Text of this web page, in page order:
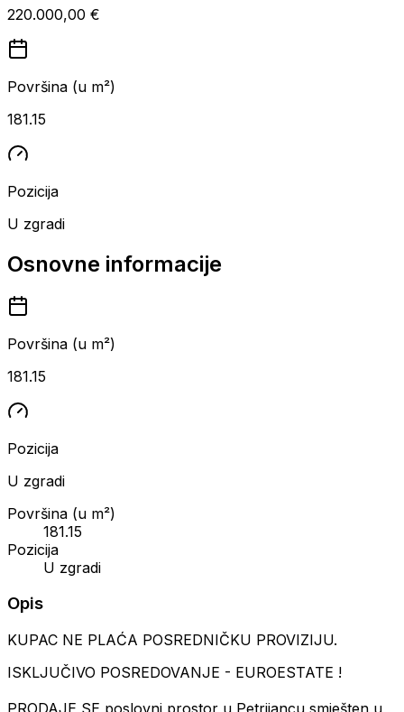
220.000,00 €
Površina (u m²)
181.15
Pozicija
U zgradi
Osnovne informacije
Površina (u m²)
181.15
Pozicija
U zgradi
Površina (u m²)
181.15
Pozicija
U zgradi
Opis
KUPAC NE PLAĆA POSREDNIČKU PROVIZIJU.
ISKLJUČIVO POSREDOVANJE - EUROESTATE !